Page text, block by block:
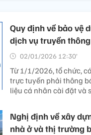
Quy định về bảo vệ
dịch vụ truyền
02/01/2026 12:30’
Từ 1/1/2026, tổ chức,
trực tuyến phải thông
liệu cá nhân cài đặt và
Nghị định về xây
nhà ở và thị trường